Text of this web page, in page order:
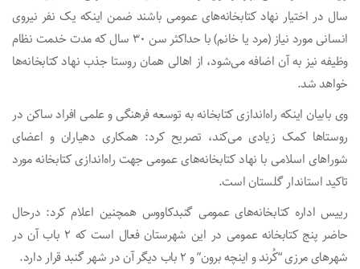
سال در اختیار نهاد کتابخانه‌های عمومی باشند ضمن اینکه یک نفر نیروی
انسانی مورد نیاز (مرد یا خانم) با حداکثر سن ۳۰ سال که مدت خدمت نظام
وظیفه نیز به آن اضافه می‌شود، از اهالی همان روستا جذب نهاد کتابخانه‌ها
خواهد شد.
وی بابیان اینکه راه‌اندازی کتابخانه به توسعه فرهنگی و علمی افراد ساکن در
روستاها کمک زیادی می‌کند، تصریح کرد: همکاری دهیاران و اعضای
شوراهای اسلامی با نهاد کتابخانه‌های عمومی جهت راه‌اندازی کتابخانه مورد
تاکید استاندار گلستان است.
رییس اداره کتابخانه‌های عمومی گنبدکاووس همچنین اعلام کرد: درحال
حاضر پنج کتابخانه عمومی در این شهرستان فعال است که ۲ باب آن در
شهرهای مرزی “کُرند و اینچه برون” و ۲ باب دیگر آن در شهر گنبد قرار دارد.